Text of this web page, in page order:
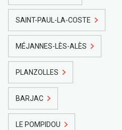
SAINT-PAUL-LA-COSTE
MÉJANNES-LÈS-ALÈS
PLANZOLLES
BARJAC
LE POMPIDOU